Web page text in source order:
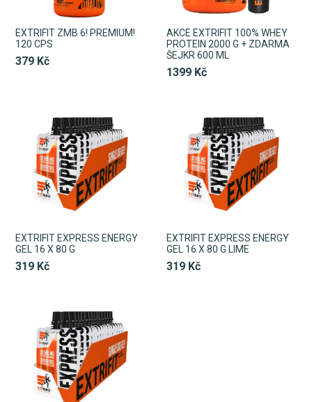
EXTRIFIT ZMB 6! PREMIUM!
120 CPS
379 Kč
AKCE EXTRIFIT 100% WHEY
PROTEIN 2000 G + ZDARMA
ŠEJKR 600 ML
1399 Kč
EXTRIFIT EXPRESS ENERGY
GEL 16 X 80 G
319 Kč
EXTRIFIT EXPRESS ENERGY
GEL 16 X 80 G LIME
319 Kč